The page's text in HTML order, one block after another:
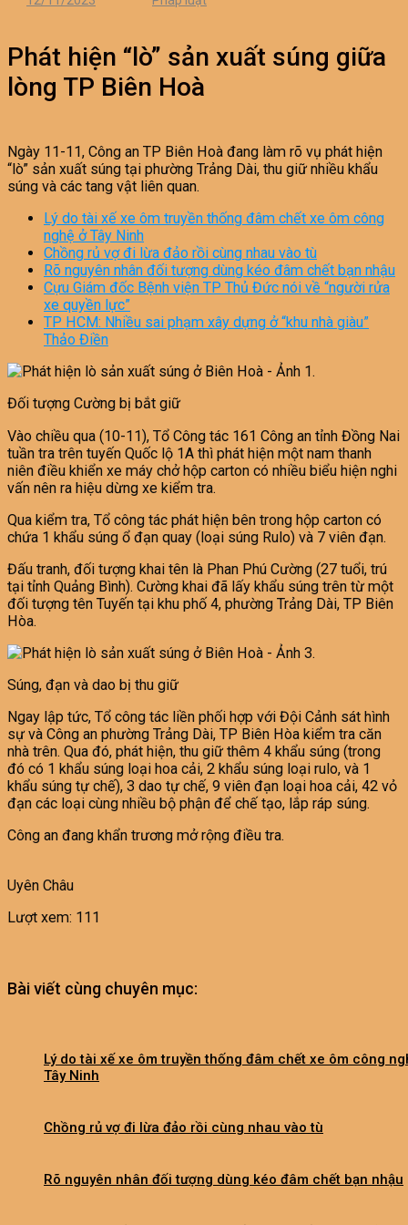
Phát hiện “lò” sản xuất súng giữa
lòng TP Biên Hoà
Ngày 11-11, Công an TP Biên Hoà đang làm rõ vụ phát hiện
“lò” sản xuất súng tại phường Trảng Dài, thu giữ nhiều khẩu
súng và các tang vật liên quan.
Lý do tài xế xe ôm truyền thống đâm chết xe ôm công
nghệ ở Tây Ninh
Chồng rủ vợ đi lừa đảo rồi cùng nhau vào tù
Rõ nguyên nhân đối tượng dùng kéo đâm chết bạn nhậu
Cựu Giám đốc Bệnh viện TP Thủ Đức nói về “người rửa
xe quyền lực”
TP HCM: Nhiều sai phạm xây dựng ở “khu nhà giàu”
Thảo Điền
Đối tượng Cường bị bắt giữ
Vào chiều qua (10-11), Tổ Công tác 161 Công an tỉnh Đồng Nai
tuần tra trên tuyến Quốc lộ 1A thì phát hiện một nam thanh
niên điều khiển xe máy chở hộp carton có nhiều biểu hiện nghi
vấn nên ra hiệu dừng xe kiểm tra.
Qua kiểm tra, Tổ công tác phát hiện bên trong hộp carton có
chứa 1 khẩu súng ổ đạn quay (loại súng Rulo) và 7 viên đạn.
Đấu tranh, đối tượng khai tên là Phan Phú Cường (27 tuổi, trú
tại tỉnh Quảng Bình). Cường khai đã lấy khẩu súng trên từ một
đối tượng tên Tuyến tại khu phố 4, phường Trảng Dài, TP Biên
Hòa.
Súng, đạn và dao bị thu giữ
Ngay lập tức, Tổ công tác liền phối hợp với Đội Cảnh sát hình
sự và Công an phường Trảng Dài, TP Biên Hòa kiểm tra căn
nhà trên. Qua đó, phát hiện, thu giữ thêm 4 khẩu súng (trong
đó có 1 khẩu súng loại hoa cải, 2 khẩu súng loại rulo, và 1
khẩu súng tự chế), 3 dao tự chế, 9 viên đạn loại hoa cải, 42 vỏ
đạn các loại cùng nhiều bộ phận để chế tạo, lắp ráp súng.
Công an đang khẩn trương mở rộng điều tra.
Uyên Châu
Lượt xem: 111
Bài viết cùng chuyên mục:
Lý do tài xế xe ôm truyền thống đâm chết xe ôm công
Tây Ninh
Chồng rủ vợ đi lừa đảo rồi cùng nhau vào tù
Rõ nguyên nhân đối tượng dùng kéo đâm chết bạn nhậu